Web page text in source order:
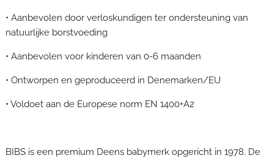
• Aanbevolen door verloskundigen ter ondersteuning van
natuurlijke borstvoeding
• Aanbevolen voor kinderen van 0-6 maanden
• Ontworpen en geproduceerd in Denemarken/EU
• Voldoet aan de Europese norm EN 1400+A2
BIBS is een premium Deens babymerk opgericht in 1978. De